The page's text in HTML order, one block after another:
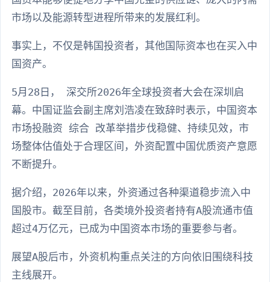
市场以及能源转型进程所带来的发展红利。
事实上，不仅是韩国投资者，其他国际资本也在买入中
国资产。
5月28日， 深交所2026年全球投资者大会在深圳启
幕。中国证监会副主席刘浩凌在致辞时表示，中国资本
市场投融资 综合 改革举措步伐稳健、持续见效，市
场整体估值处于合理区间，外资配置中国优质资产意愿
不断提升。
据介绍，2026年以来，外资通过各种渠道稳步流入中
国股市。截至目前，各类境外投资者持有A股流通市值
超过4万亿元，已成为中国资本市场的重要参与者。
展望A股后市，外资机构重点关注的方向依旧围绕科技
主线展开。